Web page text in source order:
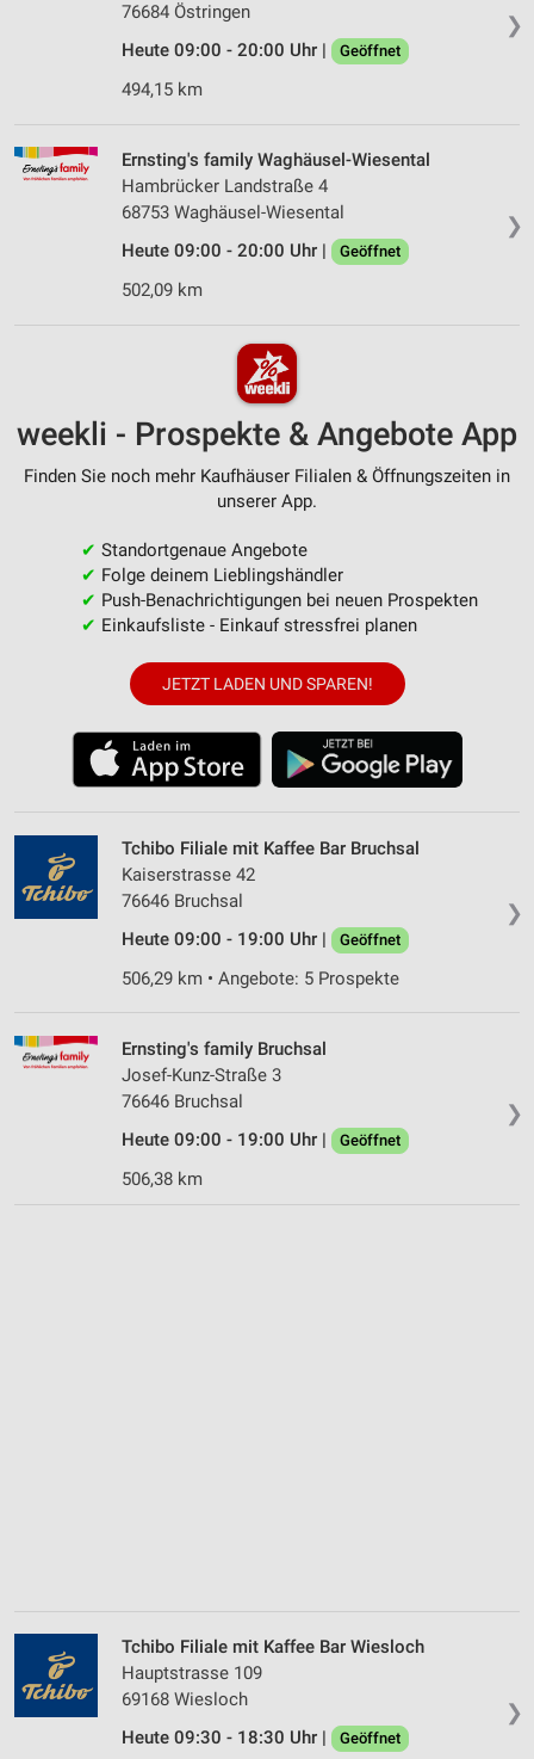
❯
76684 Östringen
Heute 09:00 - 20:00 Uhr |
Geöffnet
494,15 km
❯
Ernsting's family Waghäusel-Wiesental
Hambrücker Landstraße 4
68753 Waghäusel-Wiesental
Heute 09:00 - 20:00 Uhr |
Geöffnet
502,09 km
weekli - Prospekte & Angebote App
Finden Sie noch mehr Kaufhäuser Filialen & Öffnungszeiten in
unserer App.
✔ Standortgenaue Angebote
✔ Folge deinem Lieblingshändler
✔ Push-Benachrichtigungen bei neuen Prospekten
✔ Einkaufsliste - Einkauf stressfrei planen
JETZT LADEN UND SPAREN!
❯
Tchibo Filiale mit Kaffee Bar Bruchsal
Kaiserstrasse 42
76646 Bruchsal
Heute 09:00 - 19:00 Uhr |
Geöffnet
506,29 km • Angebote: 5 Prospekte
❯
Ernsting's family Bruchsal
Josef-Kunz-Straße 3
76646 Bruchsal
Heute 09:00 - 19:00 Uhr |
Geöffnet
506,38 km
❯
Tchibo Filiale mit Kaffee Bar Wiesloch
Hauptstrasse 109
69168 Wiesloch
Heute 09:30 - 18:30 Uhr |
Geöffnet